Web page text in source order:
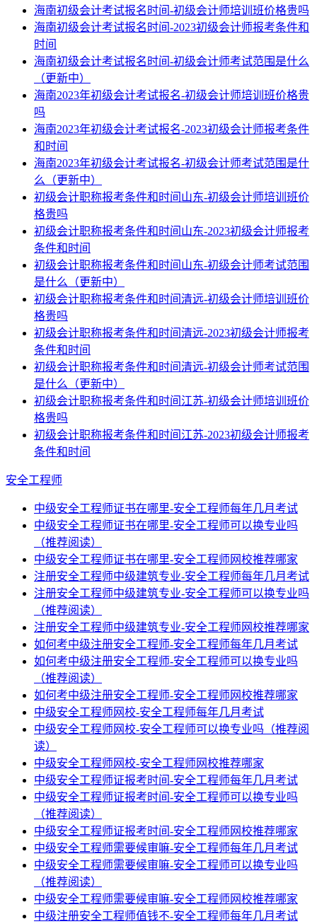
海南初级会计考试报名时间-初级会计师培训班价格贵吗
海南初级会计考试报名时间-2023初级会计师报考条件和
时间
海南初级会计考试报名时间-初级会计师考试范围是什么
（更新中）
海南2023年初级会计考试报名-初级会计师培训班价格贵
吗
海南2023年初级会计考试报名-2023初级会计师报考条件
和时间
海南2023年初级会计考试报名-初级会计师考试范围是什
么（更新中）
初级会计职称报考条件和时间山东-初级会计师培训班价
格贵吗
初级会计职称报考条件和时间山东-2023初级会计师报考
条件和时间
初级会计职称报考条件和时间山东-初级会计师考试范围
是什么（更新中）
初级会计职称报考条件和时间清远-初级会计师培训班价
格贵吗
初级会计职称报考条件和时间清远-2023初级会计师报考
条件和时间
初级会计职称报考条件和时间清远-初级会计师考试范围
是什么（更新中）
初级会计职称报考条件和时间江苏-初级会计师培训班价
格贵吗
初级会计职称报考条件和时间江苏-2023初级会计师报考
条件和时间
安全工程师
中级安全工程师证书在哪里-安全工程师每年几月考试
中级安全工程师证书在哪里-安全工程师可以换专业吗
（推荐阅读）
中级安全工程师证书在哪里-安全工程师网校推荐哪家
注册安全工程师中级建筑专业-安全工程师每年几月考试
注册安全工程师中级建筑专业-安全工程师可以换专业吗
（推荐阅读）
注册安全工程师中级建筑专业-安全工程师网校推荐哪家
如何考中级注册安全工程师-安全工程师每年几月考试
如何考中级注册安全工程师-安全工程师可以换专业吗
（推荐阅读）
如何考中级注册安全工程师-安全工程师网校推荐哪家
中级安全工程师网校-安全工程师每年几月考试
中级安全工程师网校-安全工程师可以换专业吗（推荐阅
读）
中级安全工程师网校-安全工程师网校推荐哪家
中级安全工程师证报考时间-安全工程师每年几月考试
中级安全工程师证报考时间-安全工程师可以换专业吗
（推荐阅读）
中级安全工程师证报考时间-安全工程师网校推荐哪家
中级安全工程师需要候审嘛-安全工程师每年几月考试
中级安全工程师需要候审嘛-安全工程师可以换专业吗
（推荐阅读）
中级安全工程师需要候审嘛-安全工程师网校推荐哪家
中级注册安全工程师值钱不-安全工程师每年几月考试